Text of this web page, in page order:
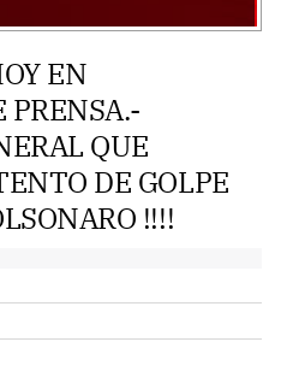
EN
PRENSA.-
QUE
DE GOLPE
!!!!